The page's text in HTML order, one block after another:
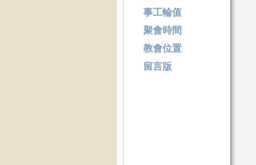
事工輪值
聚會時間
教會位置
留言版